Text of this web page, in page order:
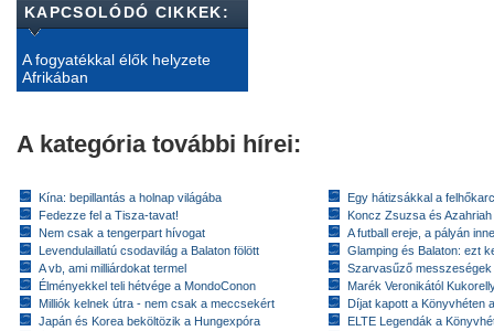
KAPCSOLÓDÓ CIKKEK:
A fogyatékkal élők helyzete
Afrikában
A kategória további hírei:
Kína: bepillantás a holnap világába
Fedezze fel a Tisza-tavat!
Nem csak a tengerpart hívogat
Levendulaillatú csodavilág a Balaton fölött
A vb, ami milliárdokat termel
Élményekkel teli hétvége a MondoConon
Milliók kelnek útra - nem csak a meccsekért
Japán és Korea beköltözik a Hungexpóra
Egy hátizsákkal a
Koncz Zsuzsa és
A futball ereje, a pályán
Glamping és Balaton: ezt
Szarvasűző messzeségek
Marék Veronikától
Díjat kapott a Könyvhéten
ELTE Legendák a